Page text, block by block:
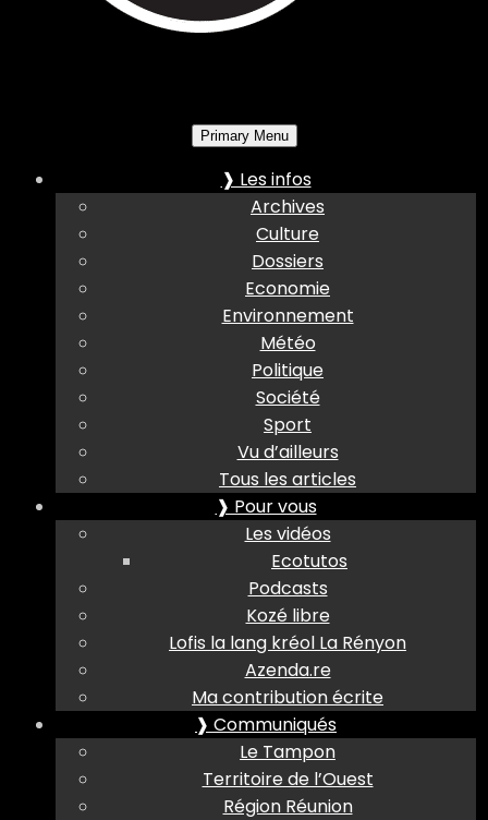
Primary Menu
❱ Les infos
Archives
Culture
Dossiers
Economie
Environnement
Météo
Politique
Société
Sport
Vu d’ailleurs
Tous les articles
❱ Pour vous
Les vidéos
Ecotutos
Podcasts
Kozé libre
Lofis la lang kréol La Rényon
Azenda.re
Ma contribution écrite
❱ Communiqués
Le Tampon
Territoire de l’Ouest
Région Réunion